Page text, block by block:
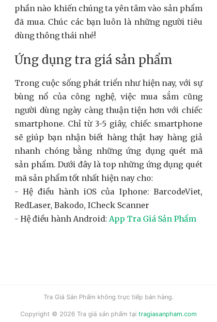
phần nào khiến chúng ta yên tâm vào sản phẩm
đã mua. Chúc các bạn luôn là những người tiêu
dùng thông thái nhé!
Ứng dụng tra giá sản phẩm
Trong cuộc sống phát triển như hiện nay, với sự
bùng nổ của công nghệ, việc mua sắm cũng
người dùng ngày càng thuận tiện hơn với chiếc
smartphone. Chỉ từ 3-5 giây, chiếc smartphone
sẽ giúp bạn nhận biết hàng thật hay hàng giả
nhanh chóng bằng những ứng dụng quét mã
sản phẩm. Dưới đây là top những ứng dụng quét
mã sản phẩm tốt nhất hiện nay cho:
- Hệ điều hành iOS của Iphone: BarcodeViet,
RedLaser, Bakodo, ICheck Scanner
- Hệ điều hành Android: App Tra Giá Sản Phẩm
Tra Giá Sản Phẩm không trực tiếp bán hàng.
Copyright © 2026 Tra giá sản phẩm tại tragiasanpham.com